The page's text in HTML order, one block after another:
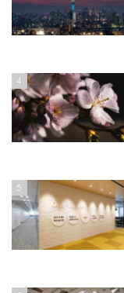
4
5